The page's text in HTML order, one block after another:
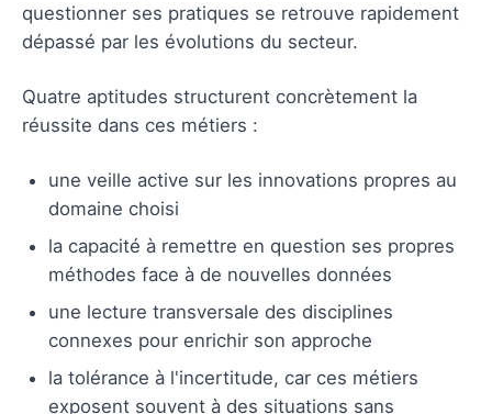
questionner ses pratiques se retrouve rapidement
dépassé par les évolutions du secteur.
Quatre aptitudes structurent concrètement la
réussite dans ces métiers :
une veille active sur les innovations propres au
domaine choisi
la capacité à remettre en question ses propres
méthodes face à de nouvelles données
une lecture transversale des disciplines
connexes pour enrichir son approche
la tolérance à l'incertitude, car ces métiers
exposent souvent à des situations sans